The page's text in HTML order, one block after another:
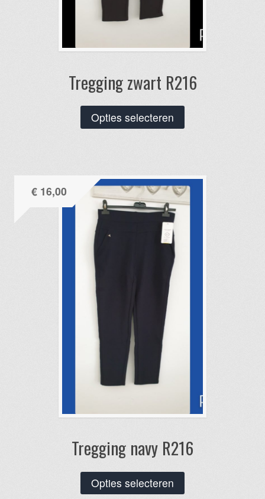
Tregging zwart R216
Opties selecteren
product
variaties.
Deze
Tregging navy R216
€16,00
Opties selecteren
product